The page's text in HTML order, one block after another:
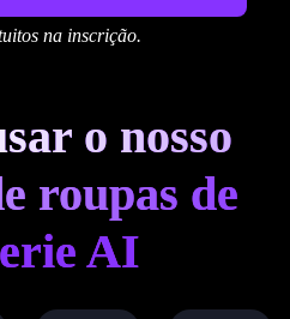
na inscrição.
o nosso
roupas de
AI